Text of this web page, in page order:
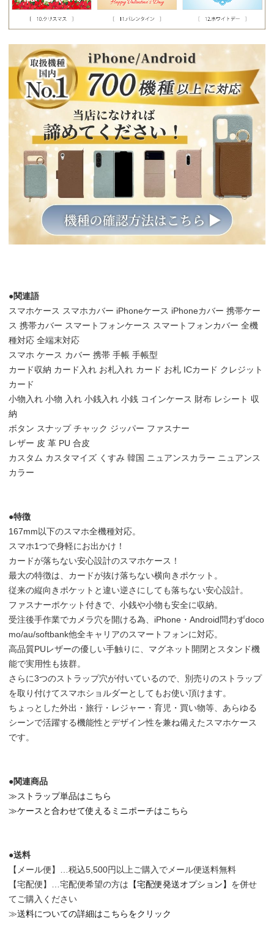
●関連語
スマホケース スマホカバー iPhoneケース iPhoneカバー 携帯ケー
ス 携帯カバー スマートフォンケース スマートフォンカバー 全機
種対応 全端末対応
スマホ ケース カバー 携帯 手帳 手帳型
カード収納 カード入れ お札入れ カード お札 ICカード クレジット
カード
小物入れ 小物 入れ 小銭入れ 小銭 コインケース 財布 レシート 収
納
ボタン スナップ チャック ジッパー ファスナー
レザー 皮 革 PU 合皮
カスタム カスタマイズ くすみ 韓国 ニュアンスカラー ニュアンス
カラー
●特徴
167mm以下のスマホ全機種対応。
スマホ1つで身軽にお出かけ！
カードが落ちない安心設計のスマホケース！
最大の特徴は、カードが抜け落ちない横向きポケット。
従来の縦向きポケットと違い逆さにしても落ちない安心設計。
ファスナーポケット付きで、小銭や小物も安全に収納。
受注後手作業でカメラ穴を開ける為、iPhone・Android問わずdoco
mo/au/softbank他全キャリアのスマートフォンに対応。
高品質PUレザーの優しい手触りに、マグネット開閉とスタンド機
能で実用性も抜群。
さらに3つのストラップ穴が付いているので、別売りのストラップ
を取り付けてスマホショルダーとしてもお使い頂けます。
ちょっとした外出・旅行・レジャー・育児・買い物等、あらゆる
シーンで活躍する機能性とデザイン性を兼ね備えたスマホケース
です。
●関連商品
≫ストラップ単品はこちら
≫ケースと合わせて使えるミニポーチはこちら
●送料
【メール便】…税込5,500円以上ご購入でメール便送料無料
【宅配便】…宅配便希望の方は 【宅配便発送オプション】 を併せ
てご購入ください
≫送料についての詳細はこちらをクリック